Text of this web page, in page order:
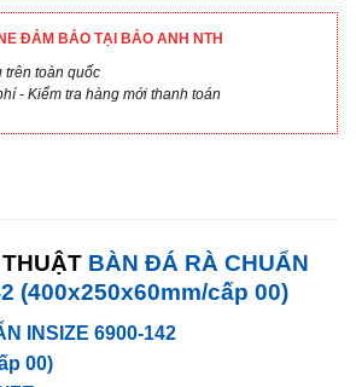
ĐẢM BẢO TẠI BẢO ANH NTH
trên toàn quốc
- Kiểm tra hàng mới thanh toán
BÀN ĐÁ RÀ CHUẨN
(400x250x60mm/cấp 00)
INSIZE 6900-142
00)